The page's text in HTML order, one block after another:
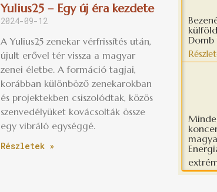
Yulius25 – Egy új éra kezdete
2024-09-12
A Yulius25 zenekar vérfrissítés után,
újult erővel tér vissza a magyar
zenei életbe. A formáció tagjai,
korábban különböző zenekarokban
és projektekben csiszolódtak, közös
szenvedélyüket kovácsolták össze
egy vibráló egységgé.
Részletek »
Domb